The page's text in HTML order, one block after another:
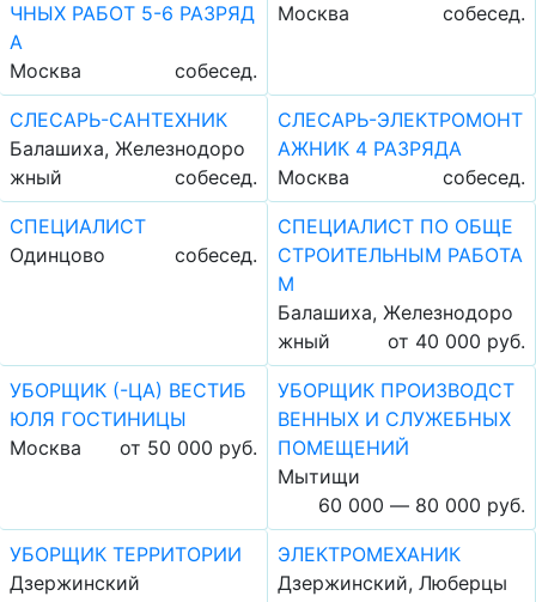
ЧНЫХ РАБОТ 5-6 РАЗРЯД
А
Москва
собесед.
Москва
собесед.
СЛЕСАРЬ-САНТЕХНИК
Балашиха, Железнодоро
жный
собесед.
СЛЕСАРЬ-ЭЛЕКТРОМОНТ
АЖНИК 4 РАЗРЯДА
Москва
собесед.
СПЕЦИАЛИСТ
Одинцово
собесед.
СПЕЦИАЛИСТ ПО ОБЩЕ
СТРОИТЕЛЬНЫМ РАБОТА
М
Балашиха, Железнодоро
жный
от 40 000 руб.
УБОРЩИК (-ЦА) ВЕСТИБ
ЮЛЯ ГОСТИНИЦЫ
Москва
от 50 000 руб.
УБОРЩИК ПРОИЗВОДСТ
ВЕННЫХ И СЛУЖЕБНЫХ
ПОМЕЩЕНИЙ
Мытищи
60 000 — 80 000 руб.
УБОРЩИК ТЕРРИТОРИИ
Дзержинский
ЭЛЕКТРОМЕХАНИК
Дзержинский, Люберцы